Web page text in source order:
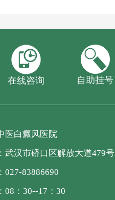
在线咨询 自助挂号
医白癜风医院
武汉市硚口区解放大道479号
027-83886690
08：30--17：30